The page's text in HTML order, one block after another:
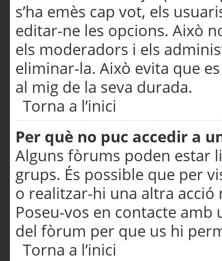
s’ha emès cap vot, els
editar-ne les opcions. Això
els moderadors i els
eliminar-la. Això evita que
al mig de la seva durada.
Torna a l’inici
Per què no puc accedir a
Alguns fòrums poden estar
grups. És possible que per
o realitzar-hi una altra acció
Poseu-vos en contacte
del fòrum per que us hi
Torna a l’inici